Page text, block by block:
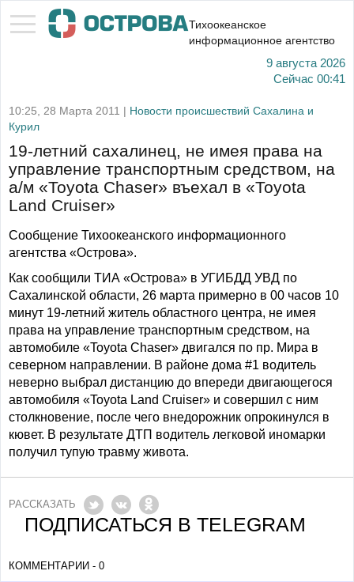
Тихоокеанское
информационное агентство
9 августа 2026
Сейчас 00:41
10:25, 28 Марта 2011 | Новости происшествий Сахалина и
Курил
19-летний сахалинец, не имея права на
управление транспортным средством, на
а/м «Toyota Chaser» въехал в «Toyota
Land Cruiser»
Сообщение Тихоокеанского информационного
агентства «Острова».
Как сообщили ТИА «Острова» в УГИБДД УВД по
Сахалинской области, 26 марта примерно в 00 часов 10
минут 19-летний житель областного центра, не имея
права на управление транспортным средством, на
автомобиле «Toyota Chaser» двигался по пр. Мира в
северном направлении. В районе дома #1 водитель
неверно выбрал дистанцию до впереди двигающегося
автомобиля «Toyota Land Cruiser» и совершил с ним
столкновение, после чего внедорожник опрокинулся в
кювет. В результате ДТП водитель легковой иномарки
получил тупую травму живота.
РАССКАЗАТЬ
ПОДПИСАТЬСЯ В TELEGRAM
КОММЕНТАРИИ - 0